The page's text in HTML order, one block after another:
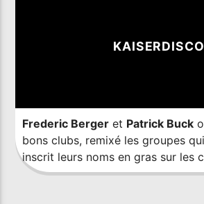
KAISERDISCO
Frederic Berger et Patrick Buck
bons clubs, remixé les groupes
inscrit leurs noms en gras sur les
festivals, maintenu la plus haute